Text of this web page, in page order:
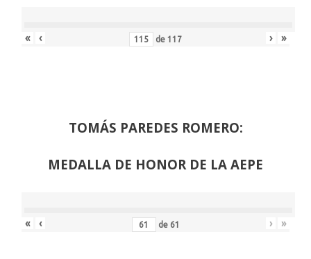
« ‹ de 117 › »
TOMÁS PAREDES ROMERO:
MEDALLA DE HONOR DE LA AEPE
« ‹ de 61 › »